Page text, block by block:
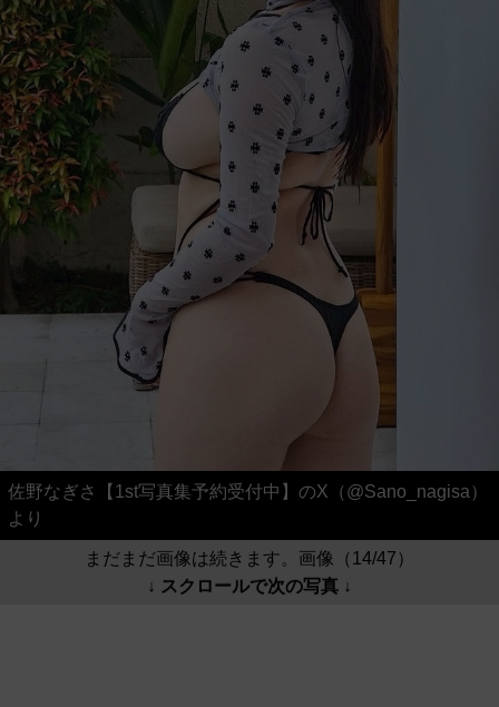
佐野なぎさ【1st写真集予約受付中】のX（@Sano_nagisa）
より
まだまだ画像は続きます。画像（14/47）
↓ スクロールで次の写真 ↓